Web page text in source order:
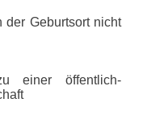
der Geburtsort nicht
einer öffentlich-